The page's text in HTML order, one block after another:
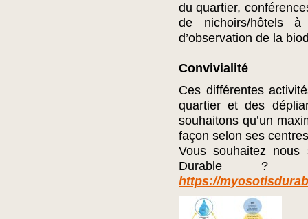
du quartier,
de nichoirs/hôtels
d’observation de la
Convivialité
Ces différentes
quartier et des
souhaitons qu’un
façon selon ses
Vous souhaitez
Durable ?
https://